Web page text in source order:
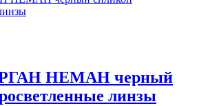
НЕМАН черный
линзы